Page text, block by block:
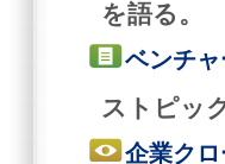
を語る。
ベンチ
ストピッ
企業ク